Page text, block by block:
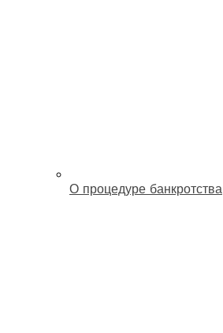
О процедуре банкротства